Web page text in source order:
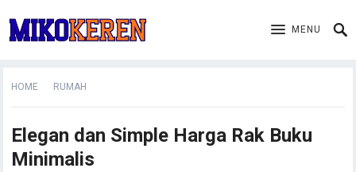
MENU
HOME RUMAH
Elegan dan Simple Harga Rak Buku
Minimalis